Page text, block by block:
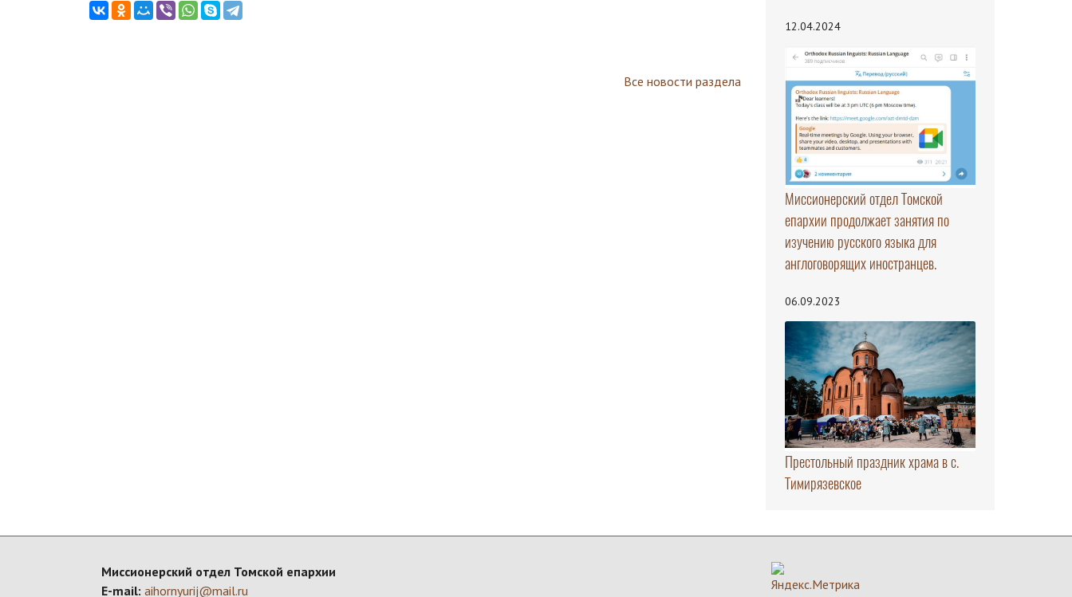
Все новости раздела
12.04.2024
Миссионерский отдел Томской
епархии продолжает занятия по
изучению русского языка для
англоговорящих иностранцев.
06.09.2023
Престольный праздник храма в с.
Тимирязевское
Миссионерский отдел Томской епархии
E-mail: aihornyurij@mail.ru